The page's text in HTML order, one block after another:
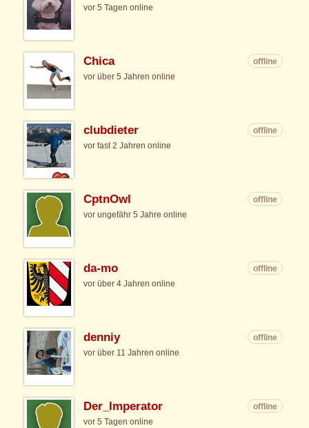
vor 5 Tagen online
Chica
offline
vor über 5 Jahren online
clubdieter
offline
vor fast 2 Jahren online
CptnOwl
offline
vor ungefähr 5 Jahre online
da-mo
offline
vor über 4 Jahren online
denniy
offline
vor über 11 Jahren online
Der_Imperator
offline
vor 5 Tagen online